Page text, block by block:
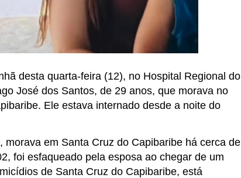
desta quarta-feira (12), no Hospital Regional do
José dos Santos, de 29 anos, que morava no
Ele estava internado desde a noite do
em Santa Cruz do Capibaribe há cerca de
foi esfaqueado pela esposa ao chegar de um
de Santa Cruz do Capibaribe, está